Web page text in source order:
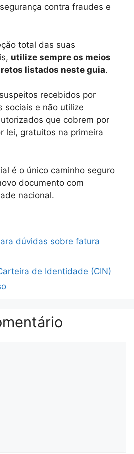
contra fraudes e
total das suas
utilize sempre os meios
listados neste guia.
recebidos por
sociais e não utilize
que cobrem por
lei, gratuitos na primeira
é o único caminho seguro
documento com
nacional.
dúvidas sobre fatura
de Identidade (CIN)